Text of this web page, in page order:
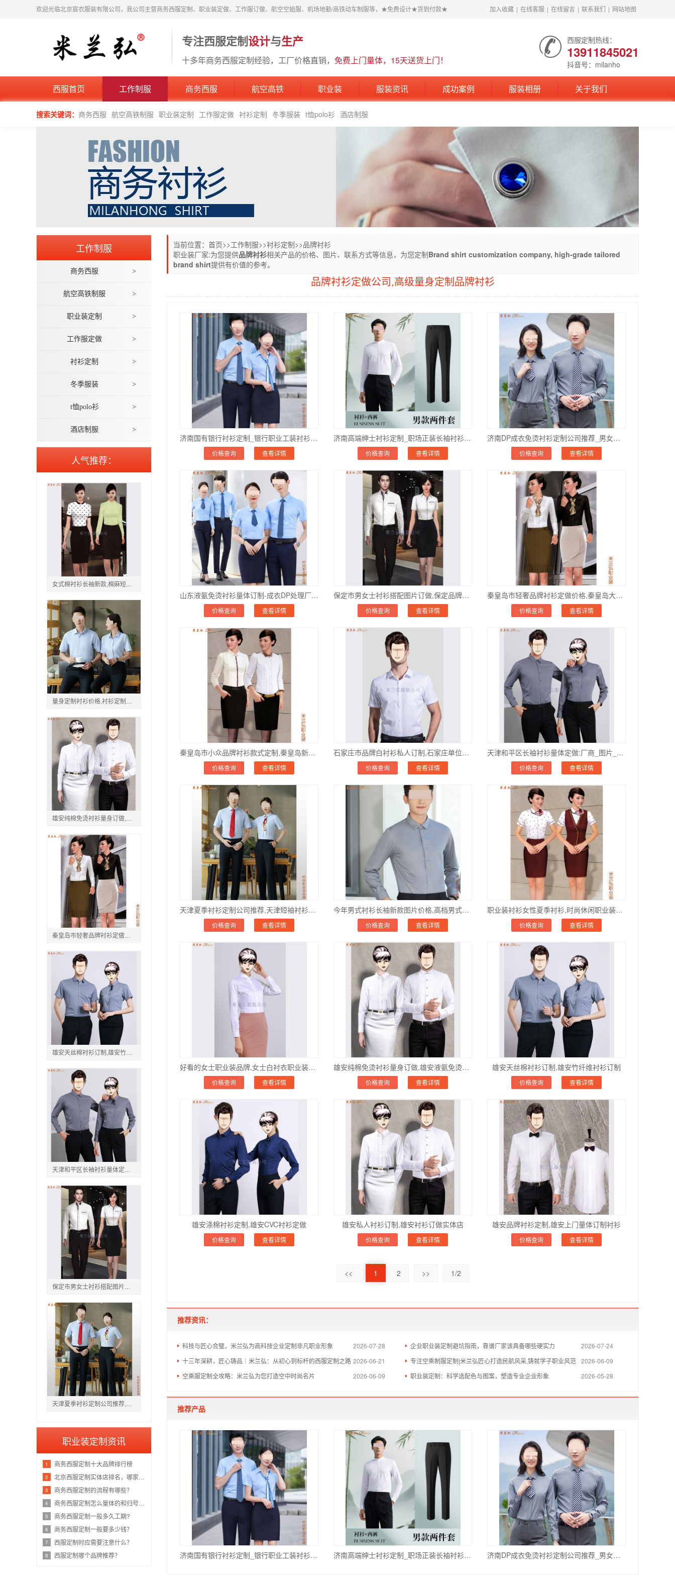
欢迎光临北京宸衣服装有限公司，我公司主营商务西服定制、职业装定做、工作服订做、航空空姐服、机场地勤/高铁动车制服等，★免费设计★货到付款★ 加入收藏 | 在线客服 | 在线留言 | 联系我们 | 网站地图
专注西服定制设计与生产
十多年商务西服定制经验，工厂价格直销， 免费上门量体，15天送货上门！
西服定制热线：
13911845021
抖音号：milanho
西服首页 工作制服 商务西服 航空高铁 职业装 服装资讯 成功案例 服装相册 关于我们
搜索关键词： 商务西服 航空高铁制服 职业装定制 工作服定做 衬衫定制 冬季服装 t恤polo衫 酒店制服
当前位置： 首页>>工作制服>>衬衫定制>>品牌衬衫
职业装厂家:为您提供品牌衬衫相关产品的价格、图片、联系方式等信息，为您定制Brand shirt customization company, high-grade tailored
brand shirt提供有价值的参考。
品牌衬衫定做公司,高级量身定制品牌衬衫
济南国有银行衬衫定制_银行职业工装衬衫订做_纯棉透气
价格查询 查看详情
济南高端绅士衬衫定制_职场正装长袖衬衫定作_合身挺括
价格查询 查看详情
济南DP成衣免烫衬衫定制公司推荐_男女商务免烫衬衣定做价格
价格查询 查看详情
山东液氨免烫衬衫量体订制-成衣DP处理厂家地址电话
价格查询 查看详情
保定市男女士衬衫搭配图片订做,保定品牌正装衬衫定制
价格查询 查看详情
秦皇岛市轻奢品牌衬衫定做价格,秦皇岛大品牌衬衫订做商家
价格查询 查看详情
秦皇岛市小众品牌衬衫款式定制,秦皇岛新款男女衬衫订制
价格查询 查看详情
石家庄市品牌白衬衫私人订制,石家庄单位机关开会白衬衫定做
价格查询 查看详情
天津和平区长袖衬衫量体定做:厂商_图片_那家好
价格查询 查看详情
天津夏季衬衫定制公司推荐,天津短袖衬衫订做品牌那家好
价格查询 查看详情
今年男式衬衫长袖新款图片价格,高档男式品牌长袖衬衫图片价格
价格查询 查看详情
职业装衬衫女性夏季衬衫,时尚休闲职业装女性夏季衬衫
价格查询 查看详情
好看的女士职业装品牌,女士白衬衣职业装品牌
价格查询 查看详情
雄安纯棉免烫衬衫量身订做,雄安液氨免烫衬衫量体定制
价格查询 查看详情
雄安天丝棉衬衫订制,雄安竹纤维衬衫订制
价格查询 查看详情
雄安涤棉衬衫定制,雄安CVC衬衫定做
价格查询 查看详情
雄安私人衬衫订制,雄安衬衫订做实体店
价格查询 查看详情
雄安品牌衬衫定制,雄安上门量体订制衬衫
价格查询 查看详情
<< 1 2 >> 1/2
推荐资讯：
2026-07-28
科技与匠心合璧，米兰弘为高科技企业定制非凡职业形象 2026-07-24
企业职业装定制避坑指南，靠谱厂家该具备哪些硬实力
2026-06-21
十三年深耕，匠心铸品｜米兰弘：从初心到标杆的西服定制之路 2026-06-09
专注空乘制服定制|米兰弘匠心打造民航风采,铸就学子职业风范
2026-06-09
空乘服定制全攻略：米兰弘为您打造空中时尚名片 2026-05-28
职业装定制：科学选配色与图案，塑造专业企业形象
推荐产品
济南国有银行衬衫定制_银行职业工装衬衫订做_纯棉透气 济南高端绅士衬衫定制_职场正装长袖衬衫定作_合身挺括 济南DP成衣免烫衬衫定制公司推荐_男女商务免烫衬衣定做价格
工作制服
商务西服 >
航空高铁制服 >
职业装定制 >
工作服定做 >
衬衫定制 >
冬季服装 >
t恤polo衫 >
酒店制服 >
人气推荐：
职业装定制资讯
1 商务西服定制十大品牌排行榜
2
3 商务西服定制的流程有哪些？
4
5 商务西服定制一般多久工期?
6 商务西服定制一般要多少钱？
7 西服定制时应需要注意什么？
8 西服定制哪个品牌推荐？